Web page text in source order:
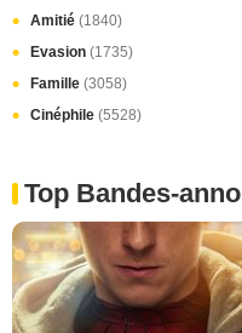
Amitié (1840)
Evasion (1735)
Famille (3058)
Cinéphile (5528)
Top Bandes-